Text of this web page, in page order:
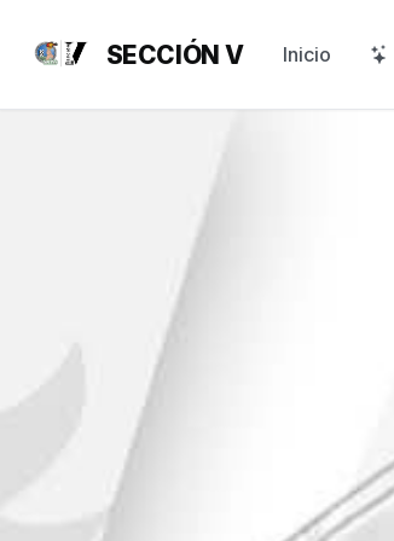
SECCIÓN V Inicio